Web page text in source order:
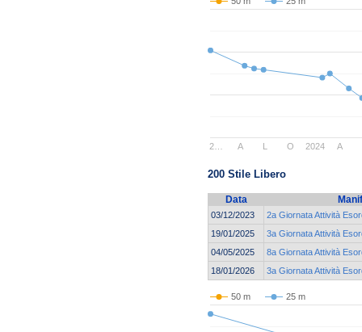
2… 2024
A L O A
200 Stile Libero
Data
03/12/2023
2a Giornata Attività
19/01/2025
3a Giornata Attività
04/05/2025
8a Giornata Attività
18/01/2026
3a Giornata Attività
50 m 25 m